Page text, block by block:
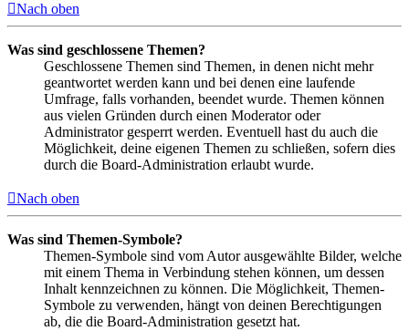
Nach oben
Was sind geschlossene Themen?
Geschlossene Themen sind Themen, in denen nicht mehr
geantwortet werden kann und bei denen eine laufende
Umfrage, falls vorhanden, beendet wurde. Themen können
aus vielen Gründen durch einen Moderator oder
Administrator gesperrt werden. Eventuell hast du auch die
Möglichkeit, deine eigenen Themen zu schließen, sofern dies
durch die Board-Administration erlaubt wurde.
Nach oben
Was sind Themen-Symbole?
Themen-Symbole sind vom Autor ausgewählte Bilder, welche
mit einem Thema in Verbindung stehen können, um dessen
Inhalt kennzeichnen zu können. Die Möglichkeit, Themen-
Symbole zu verwenden, hängt von deinen Berechtigungen
ab, die die Board-Administration gesetzt hat.